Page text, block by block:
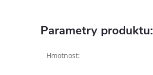
Parametry produktu:
Hmotnost: